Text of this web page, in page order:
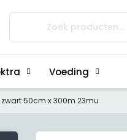
Voeding
zwart 50cm x 300m 23mu